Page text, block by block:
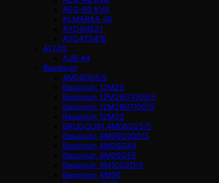
AEG-60 KVA
ALMARAA 40
AYD4NS21
AYD4TS41E
ALTAŞ
AJB-44
Baudouin
4M06G55/5
Baudouin 12M26
Baudouin 12M26G1000/5
Baudouin 12M26G1100/5
Baudouin 12M33
BAUDOUIN 4M06G25/5
Baudouin 4M06G300/S
Baudouin 4M06G44
Baudouin 4M06G55
Baudouin 4M10G2D/0
Baudouin 4М06